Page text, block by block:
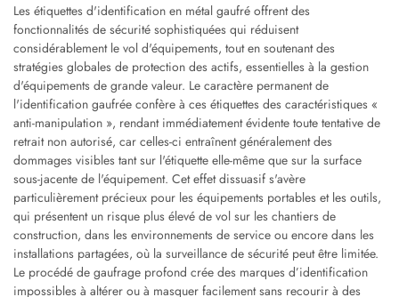
Les étiquettes d'identification en métal gaufré offrent des
fonctionnalités de sécurité sophistiquées qui réduisent
considérablement le vol d'équipements, tout en soutenant des
stratégies globales de protection des actifs, essentielles à la gestion
d'équipements de grande valeur. Le caractère permanent de
l'identification gaufrée confère à ces étiquettes des caractéristiques «
anti-manipulation », rendant immédiatement évidente toute tentative de
retrait non autorisé, car celles-ci entraînent généralement des
dommages visibles tant sur l'étiquette elle-même que sur la surface
sous-jacente de l'équipement. Cet effet dissuasif s'avère
particulièrement précieux pour les équipements portables et les outils,
qui présentent un risque plus élevé de vol sur les chantiers de
construction, dans les environnements de service ou encore dans les
installations partagées, où la surveillance de sécurité peut être limitée.
Le procédé de gaufrage profond crée des marques d’identification
impossibles à altérer ou à masquer facilement sans recourir à des